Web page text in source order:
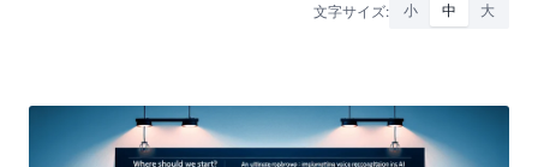
文字サイズ: 小 中 大